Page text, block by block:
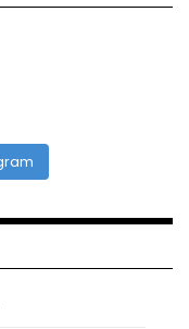
York #neve
finisce